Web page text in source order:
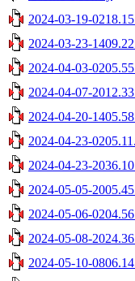
2024-03-19-
2024-03-23-
2024-04-03-
2024-04-07-
2024-04-20-
2024-04-23-
2024-04-23-
2024-05-05-
2024-05-06-
2024-05-08-
2024-05-10-